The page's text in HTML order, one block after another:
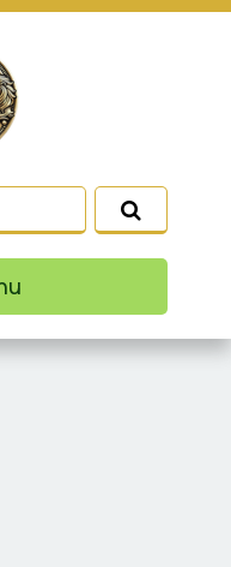
você usa
produtos
de
Leia
de